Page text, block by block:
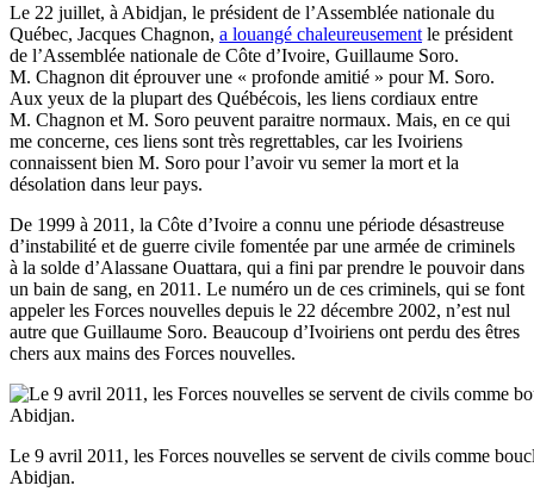
Le 22 juillet, à Abidjan, le président de l’Assemblée nationale du
Québec, Jacques Chagnon, a louangé chaleureusement le président
de l’Assemblée nationale de Côte d’Ivoire, Guillaume Soro.
M. Chagnon dit éprouver une « profonde amitié » pour M. Soro.
Aux yeux de la plupart des Québécois, les liens cordiaux entre
M. Chagnon et M. Soro peuvent paraitre normaux. Mais, en ce qui
me concerne, ces liens sont très regrettables, car les Ivoiriens
connaissent bien M. Soro pour l’avoir vu semer la mort et la
désolation dans leur pays.
De 1999 à 2011, la Côte d’Ivoire a connu une période désastreuse
d’instabilité et de guerre civile fomentée par une armée de criminels
à la solde d’Alassane Ouattara, qui a fini par prendre le pouvoir dans
un bain de sang, en 2011. Le numéro un de ces criminels, qui se font
appeler les Forces nouvelles depuis le 22 décembre 2002, n’est nul
autre que Guillaume Soro. Beaucoup d’Ivoiriens ont perdu des êtres
chers aux mains des Forces nouvelles.
Le 9 avril 2011, les Forces nouvelles se servent de civils comme
Abidjan.